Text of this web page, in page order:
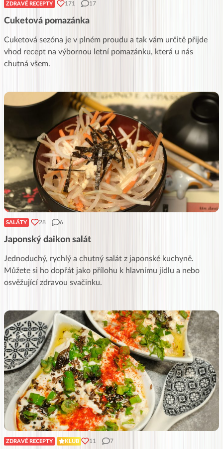
ZDRAVÉ RECEPTY 171 17
Cuketová pomazánka
Cuketová sezóna je v plném proudu a tak vám určitě přijde
vhod recept na výbornou letní pomazánku, která u nás
chutná všem.
SALÁTY 28 6
Japonský daikon salát
Jednoduchý, rychlý a chutný salát z japonské kuchyně.
Můžete si ho dopřát jako přílohu k hlavnímu jídlu a nebo
osvěžující zdravou svačinku.
ZDRAVÉ RECEPTY KLUB 11 7